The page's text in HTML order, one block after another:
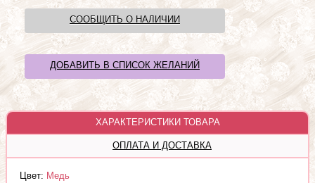
СООБЩИТЬ О НАЛИЧИИ
ДОБАВИТЬ В СПИСОК ЖЕЛАНИЙ
ХАРАКТЕРИСТИКИ ТОВАРА
ОПЛАТА И ДОСТАВКА
Цвет: Медь